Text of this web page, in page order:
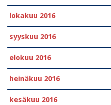
lokakuu 2016
syyskuu 2016
elokuu 2016
heinäkuu 2016
kesäkuu 2016